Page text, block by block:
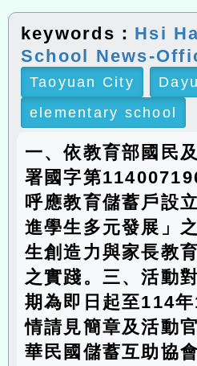
keywords： Hsi
School News-
Taoyuan City
elementary school
一、依教育部國民
署國字第
呼應教育儲蓄戶設
進學生多元發展」
生創造力與家長教
之實踐。三、活動
期為即日起至114
情請見簡章及活動
華民國儲蓄互助協